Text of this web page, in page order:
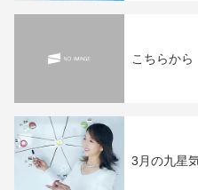
こちらか
3月の九星